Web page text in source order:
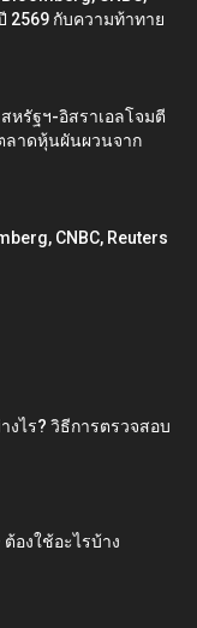
2569 กับความท้าทาย
หรัฐฯ-อิสราเอลโจมตี
ลาดหุ้นผันผวนจาก
CNBC, Reuters
งไร? วิธีการตรวจสอบ
องใช้อะไรบ้าง